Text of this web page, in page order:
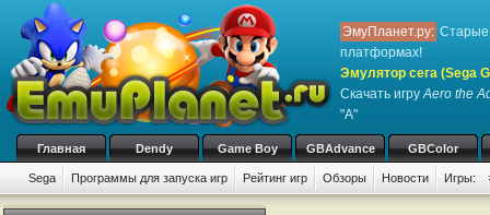
ЭмуПланет.ру: Старые
платформах!
Эмулятор сега (Sega
Скачать игруAero the
"A"
Главная Dendy Game Boy GBAdvance GBColor
Sega Программы для запуска игр Рейтинг игр Обзоры Новости Игры: